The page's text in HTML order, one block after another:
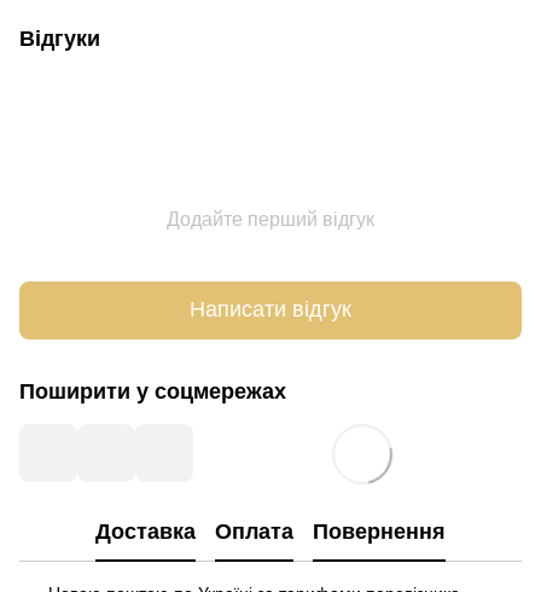
Відгуки
Додайте перший відгук
Написати відгук
Поширити у соцмережах
Доставка Оплата Повернення